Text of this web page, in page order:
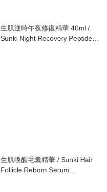
生肌逆時午夜修復精華 40ml /
Sunki Night Recovery Peptide
生肌喚醒毛囊精華 / Sunki Hair
Follicle Reborn Serum